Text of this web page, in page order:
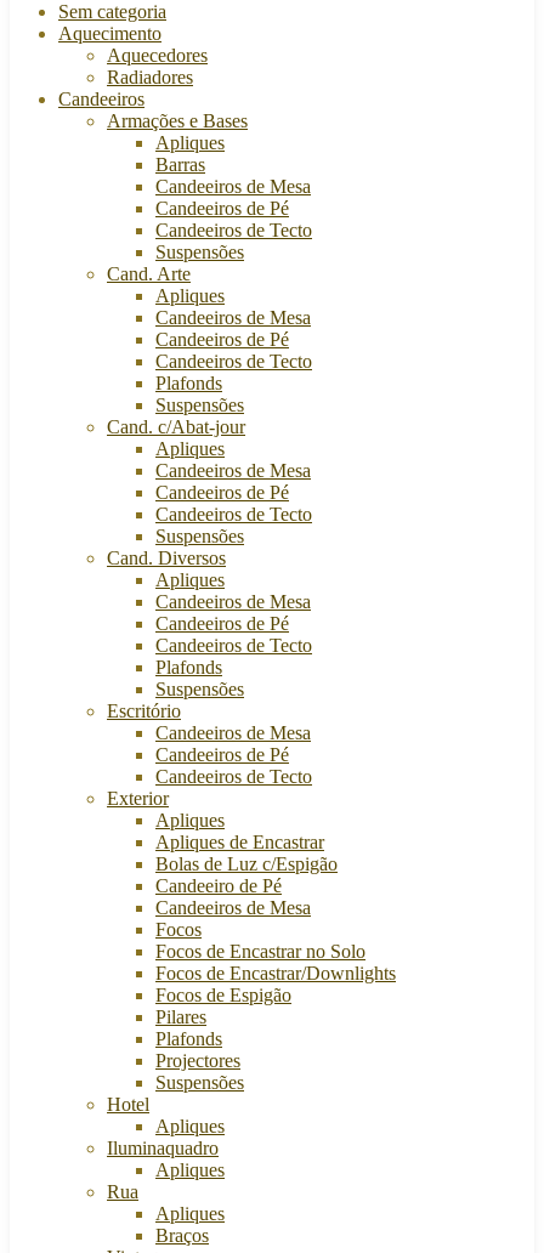
Sem categoria
Aquecimento
Aquecedores
Radiadores
Candeeiros
Armações e Bases
Apliques
Barras
Candeeiros de Mesa
Candeeiros de Pé
Candeeiros de Tecto
Suspensões
Cand. Arte
Apliques
Candeeiros de Mesa
Candeeiros de Pé
Candeeiros de Tecto
Plafonds
Suspensões
Cand. c/Abat-jour
Apliques
Candeeiros de Mesa
Candeeiros de Pé
Candeeiros de Tecto
Suspensões
Cand. Diversos
Apliques
Candeeiros de Mesa
Candeeiros de Pé
Candeeiros de Tecto
Plafonds
Suspensões
Escritório
Candeeiros de Mesa
Candeeiros de Pé
Candeeiros de Tecto
Exterior
Apliques
Apliques de Encastrar
Bolas de Luz c/Espigão
Candeeiro de Pé
Candeeiros de Mesa
Focos
Focos de Encastrar no Solo
Focos de Encastrar/Downlights
Focos de Espigão
Pilares
Plafonds
Projectores
Suspensões
Hotel
Apliques
Iluminaquadro
Apliques
Rua
Apliques
Braços